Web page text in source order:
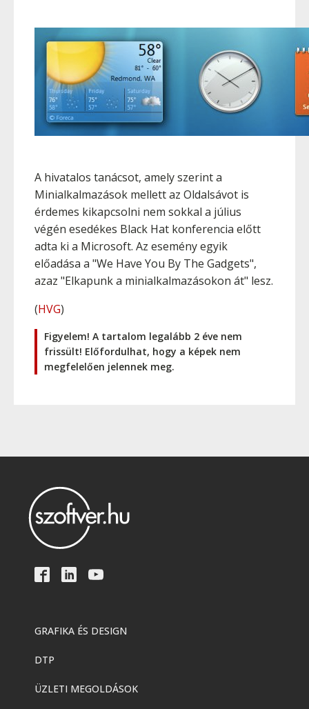
A hivatalos tanácsot, amely szerint a
Minialkalmazások mellett az Oldalsávot is
érdemes kikapcsolni nem sokkal a július
végén esedékes Black Hat konferencia előtt
adta ki a Microsoft. Az esemény egyik
előadása a "We Have You By The Gadgets",
azaz "Elkapunk a minialkalmazásokon át" lesz.
(HVG)
Figyelem! A tartalom legalább 2 éve nem
frissült! Előfordulhat, hogy a képek nem
megfelelően jelennek meg.
GRAFIKA ÉS DESIGN
DTP
ÜZLETI MEGOLDÁSOK